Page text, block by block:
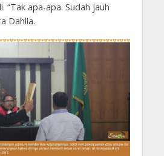
“Tak apa-apa. Sudah jauh
Dahlia.